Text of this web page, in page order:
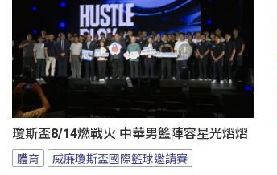
瓊斯盃8/14燃戰火 中華男籃陣容星光熠熠
體育 威廉瓊斯盃國際籃球邀請賽